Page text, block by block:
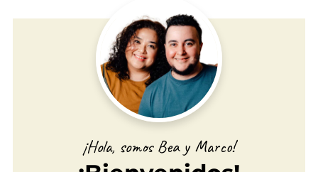
¡Hola, somos Bea y Marco!